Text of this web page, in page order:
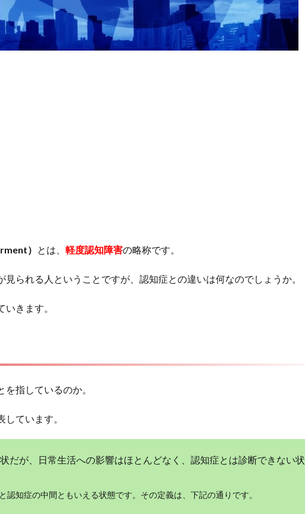
） とは、 軽度認知障害の略称です。
られる人ということですが、認知症との違いは何なのでしょうか。
きます。
指しているのか。
ています。
だが、日常生活への影響はほとんどなく、認知症とは診断できない状
認知症の中間ともいえる状態です。その定義は、下記の通りです。